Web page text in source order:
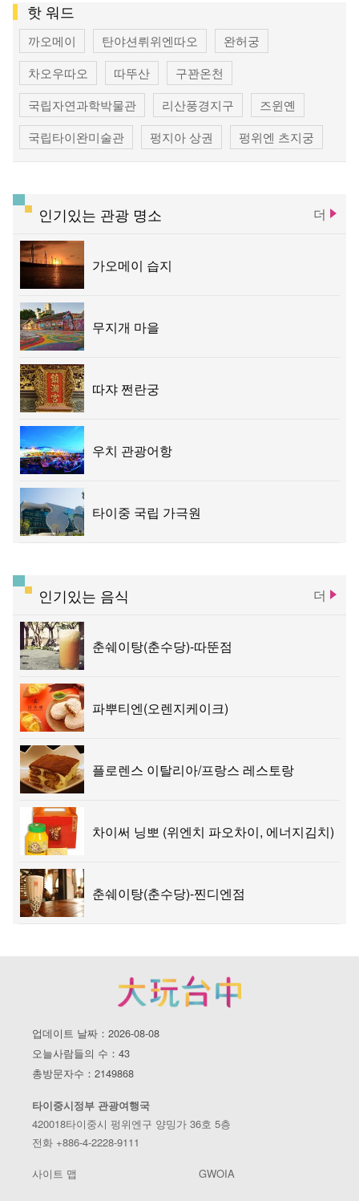
핫 워드
까오메이 탄야션뤼위엔따오
완허궁
차오우따오
따뚜산
구꽌온천
국립자연과학박물관
리산풍경지구
즈윈옌
국립타이완미술관
펑지아 상권
펑위엔 츠지궁
루스이 예배당
인기있는 관광 명소 더
가오메이 습지
무지개 마을
따쟈 쩐란궁
우치 관광어항
타이중 국립 가극원
인기있는 음식 더
춘쉐이탕(춘수당)-따뚠점
파뿌티엔(오렌지케이크)
플로렌스 이탈리아/프랑스 레스토랑
차이써 닝뽀 (위엔치 파오차이, 에너지김치)
춘쉐이탕(춘수당)-찐디엔점
업데이트 날짜：2026-08-08
오늘사람들의 수：43
총방문자수：2149868
타이중시정부 관광여행국
420018타이중시 펑위엔구 양밍가 36호 5층
전화 +886-4-2228-9111
사이트 맵 GWOIA